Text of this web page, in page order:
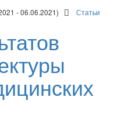
- 06.06.2021) Статьи